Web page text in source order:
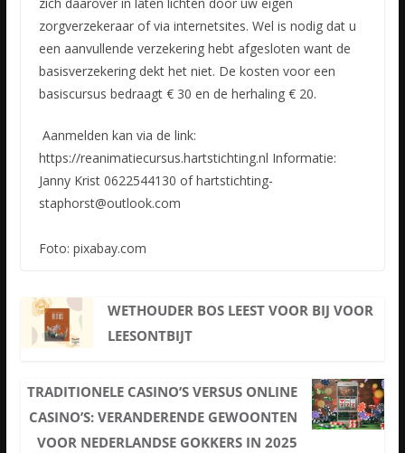
zich daarover in laten lichten door uw eigen
zorgverzekeraar of via internetsites. Wel is nodig dat u
een aanvullende verzekering hebt afgesloten want de
basisverzekering dekt het niet. De kosten voor een
basiscursus bedraagt € 30 en de herhaling € 20.
Aanmelden kan via de link:
https://reanimatiecursus.hartstichting.nl Informatie:
Janny Krist 0622544130 of hartstichting-
staphorst@outlook.com
Foto: pixabay.com
WETHOUDER BOS LEEST VOOR BIJ VOOR
LEESONTBIJT
TRADITIONELE CASINO’S VERSUS ONLINE
CASINO’S: VERANDERENDE GEWOONTEN
VOOR NEDERLANDSE GOKKERS IN 2025